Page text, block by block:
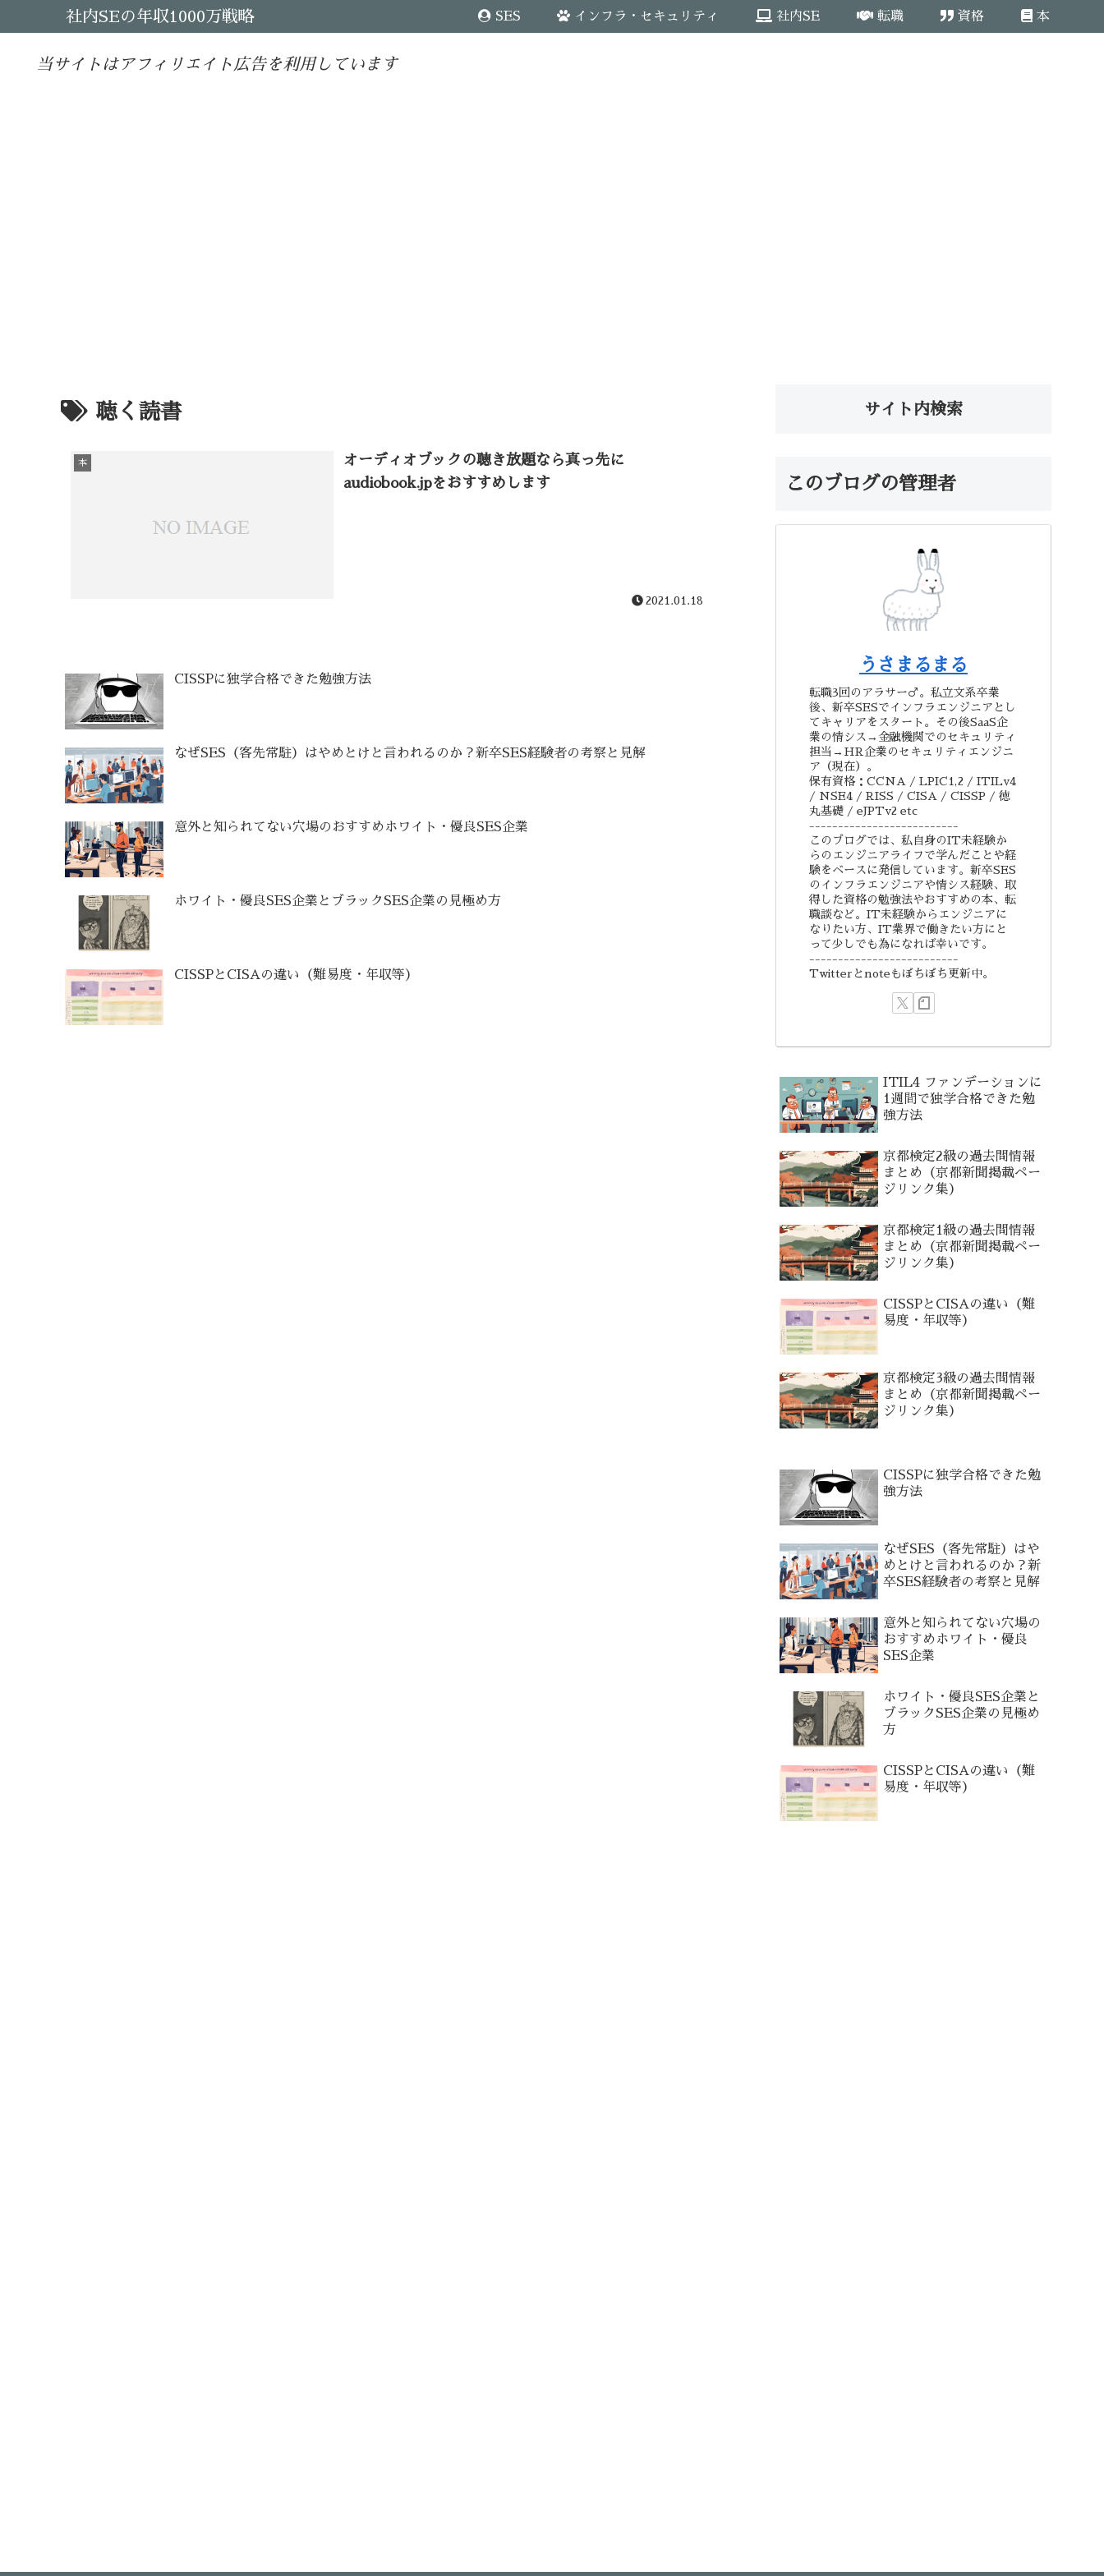
社内SEの年収1000万戦略 SES インフラ・セキュリティ 社内SE 転職 資格 本
当サイトはアフィリエイト広告を利用しています
聴く読書
本
オーディオブックの聴き放題なら真っ先に
audiobook.jpをおすすめします
2021.01.18
CISSPに独学合格できた勉強方法
なぜSES（客先常駐）はやめとけと言われるのか？新卒SES経験者の考察と見解
意外と知られてない穴場のおすすめホワイト・優良SES企業
ホワイト・優良SES企業とブラックSES企業の見極め方
CISSPとCISAの違い（難易度・年収等）
サイト内検索
このブログの管理者
うさまるまる
転職3回のアラサー♂。私立文系卒業
後、新卒SESでインフラエンジニアとし
てキャリアをスタート。その後SaaS企
業の情シス→金融機関でのセキュリティ
担当→HR企業のセキュリティエンジニ
ア（現在）。
保有資格：CCNA / LPIC1,2 / ITILv4
/ NSE4 / RISS / CISA / CISSP / 徳
丸基礎 / eJPTv2 etc
--------------------------
このブログでは、私自身のIT未経験か
らのエンジニアライフで学んだことや経
験をベースに発信しています。新卒SES
のインフラエンジニアや情シス経験、取
得した資格の勉強法やおすすめの本、転
職談など。IT未経験からエンジニアに
なりたい方、IT業界で働きたい方にと
って少しでも為になれば幸いです。
--------------------------
Twitterとnoteもぼちぼち更新中。
ITIL4 ファンデーションに
1週間で独学合格できた勉
強方法
京都検定2級の過去問情報
まとめ（京都新聞掲載ペー
ジリンク集）
京都検定1級の過去問情報
まとめ（京都新聞掲載ペー
ジリンク集）
CISSPとCISAの違い（難
易度・年収等）
京都検定3級の過去問情報
まとめ（京都新聞掲載ペー
ジリンク集）
CISSPに独学合格できた勉
強方法
なぜSES（客先常駐）はや
めとけと言われるのか？新
卒SES経験者の考察と見解
意外と知られてない穴場の
おすすめホワイト・優良
SES企業
ホワイト・優良SES企業と
ブラックSES企業の見極め
方
CISSPとCISAの違い（難
易度・年収等）